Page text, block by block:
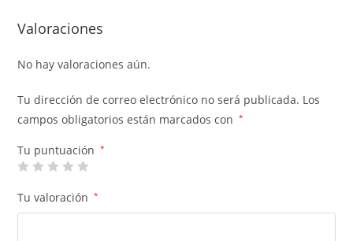
Valoraciones
No hay valoraciones aún.
Tu dirección de correo electrónico no será publicada. Los
campos obligatorios están marcados con
*
Tu puntuación *
Tu valoración *